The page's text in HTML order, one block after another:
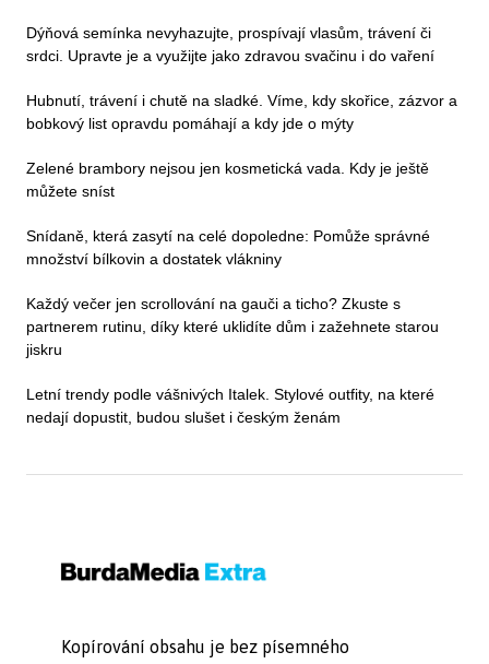
Dýňová semínka nevyhazujte, prospívají vlasům, trávení či
srdci. Upravte je a využijte jako zdravou svačinu i do vaření
Hubnutí, trávení i chutě na sladké. Víme, kdy skořice, zázvor a
bobkový list opravdu pomáhají a kdy jde o mýty
Zelené brambory nejsou jen kosmetická vada. Kdy je ještě
můžete sníst
Snídaně, která zasytí na celé dopoledne: Pomůže správné
množství bílkovin a dostatek vlákniny
Každý večer jen scrollování na gauči a ticho? Zkuste s
partnerem rutinu, díky které uklidíte dům i zažehnete starou
jiskru
Letní trendy podle vášnivých Italek. Stylové outfity, na které
nedají dopustit, budou slušet i českým ženám
Kopírování obsahu je bez písemného